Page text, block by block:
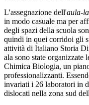
L'assegnazione dell'aula-
in modo casuale ma per
degli spazi della scuola
quindi in quei corridoi gli
attività di Italiano Storia
ala sono state organizzate
Chimica Biologia, un
professionalizzanti.
invariati i 26 laboratori in
dislocati nella zona sud